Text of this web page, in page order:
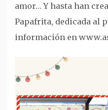
amor… Y hasta han
Papafrita, dedicada al
información en